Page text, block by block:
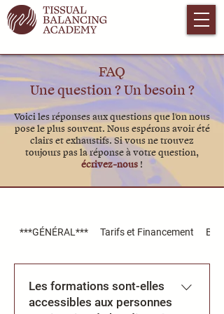
FAQ
Une question ? Un besoin ?
Voici les réponses aux questions que l'on nous
pose le plus souvent. Nous espérons avoir été
clairs et exhaustifs. Si vous ne trouvez
toujours pas la réponse à votre question,
écrivez-nous !
***GÉNÉRAL*** Tarifs et Financement
Les formations sont-elles
accessibles aux personnes